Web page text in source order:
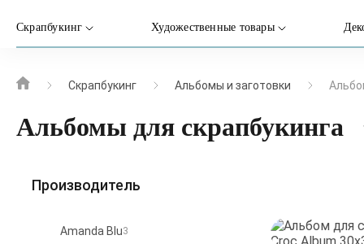
Скрапбукинг Художественные товары
Скрапбукинг Альбомы и заготовки
Альбомы для скрапбукинга
Производитель
Amanda Blu3